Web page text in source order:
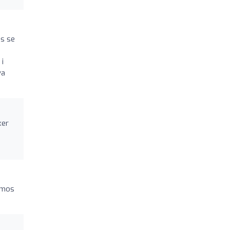
se
i